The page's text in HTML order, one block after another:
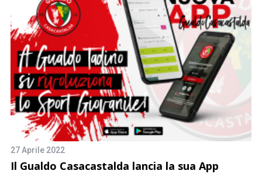
27 Aprile 2022
Il Gualdo Casacastalda lancia la sua App